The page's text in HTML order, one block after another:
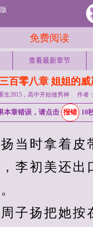
免费阅读
查看最新章节
百零八章 姐姐的威
生2015，高中开始做男神 作者
本章错误，请点击 报错 10
时拿着皮
李初美还出
扬把她按